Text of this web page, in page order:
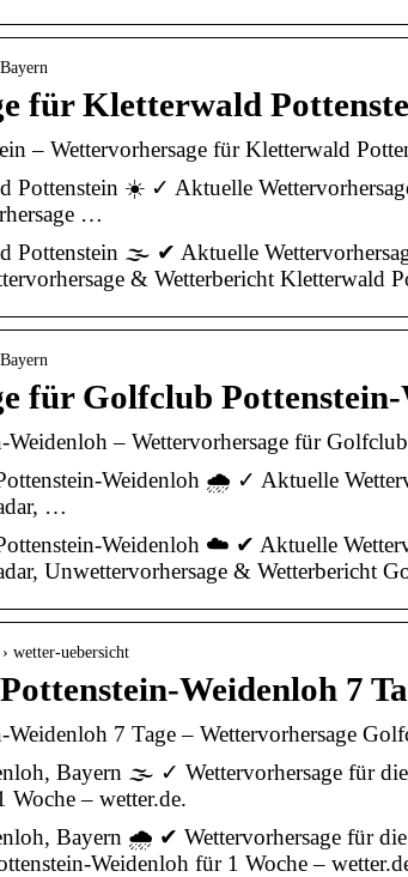
für Kletterwald
– Wettervorhersage für Kletterwald
Pottenstein ☀️ ✓ Aktuelle
…
Pottenstein 🌫️ ✔ Aktuelle
& Wetterbericht Kletterwald
für Golfclub Pottenstein-
– Wettervorhersage für
Weidenloh 🌧️ ✓ Aktuelle
…
Weidenloh ☁️ ✔ Aktuelle
Unwettervorhersage & Wetterbericht
wetter-uebersicht
Weidenloh 7
7 Tage – Wettervorhersage
Bayern 🌫️ ✓ Wettervorhersage für
Woche – wetter.de.
Bayern 🌧️ ✔ Wettervorhersage für
Weidenloh für 1 Woche –